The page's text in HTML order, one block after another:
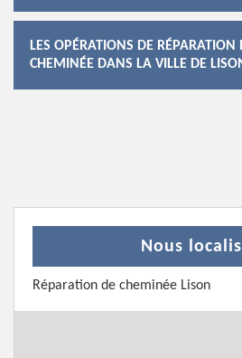
LES OPÉRATIONS DE RÉPARATION
CHEMINÉE DANS LA VILLE DE
Nous
Réparation de cheminée Lison